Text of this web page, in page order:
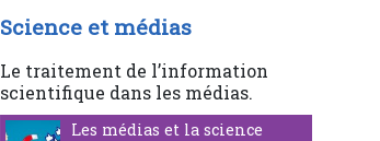
Science et médias
Le traitement de l’information
scientifique dans les médias.
Les médias et la science